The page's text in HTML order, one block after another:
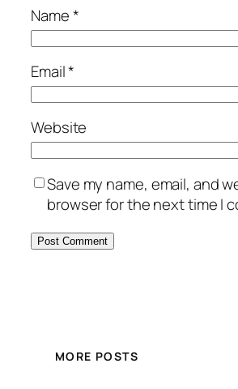
Name*
Email*
Website
Save my name, email, and
browser for the next time I
MORE POSTS